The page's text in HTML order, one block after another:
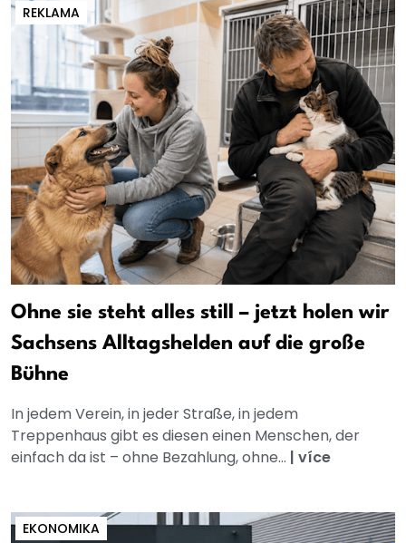
REKLAMA
Ohne sie steht alles still – jetzt holen wir
Sachsens Alltagshelden auf die große
Bühne
In jedem Verein, in jeder Straße, in jedem
Treppenhaus gibt es diesen einen Menschen, der
einfach da ist – ohne Bezahlung, ohne... | více
EKONOMIKA